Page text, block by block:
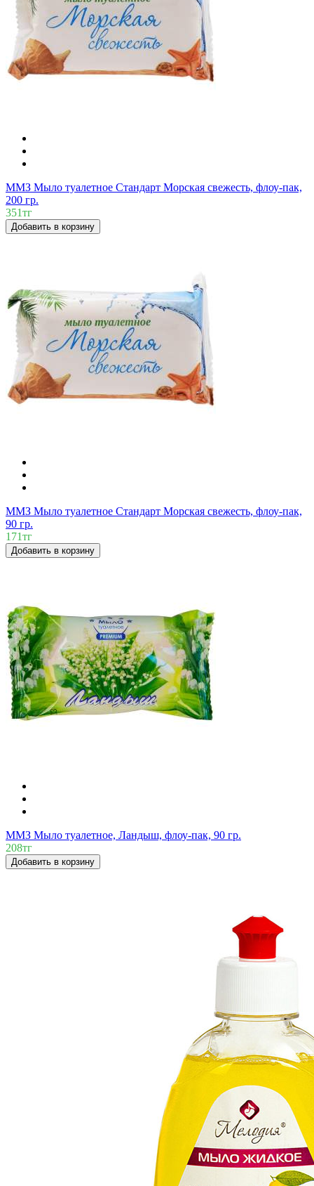
ММЗ Мыло туалетное Стандарт Морская свежесть, флоу-пак,
200 гр.
351тг
Добавить в корзину
ММЗ Мыло туалетное Стандарт Морская свежесть, флоу-пак,
90 гр.
171тг
Добавить в корзину
ММЗ Мыло туалетное, Ландыш, флоу-пак, 90 гр.
208тг
Добавить в корзину